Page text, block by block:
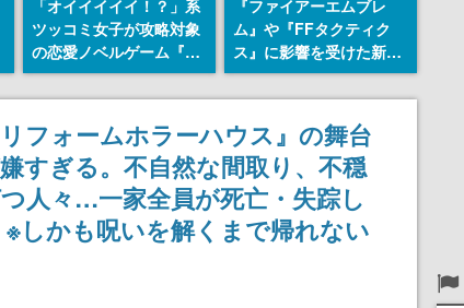
「オイイイイイ！？」系
ツッコミ女子が攻略対象
の恋愛ノベルゲーム『美
術部カノジョ』Steamス
トアページが公開。「お
前らーそろそろ自重しろ
ー？＾＾」暗黒微笑の夢
女子や、萌え声不思議ち
ゃん女子と青春を謳歌
『ファイアーエムブレ
ム』や『FFタクティク
ス』に影響を受けた新作
戦略RPG『Beaten
Path』2027年に発売
へ。PC（Steam）、
PS5、Xbox、Switch向
けにリリース予定
フォームホラーハウス』の舞台
すぎる。不自然な間取り、不穏
人々…一家全員が死亡・失踪し
しかも呪いを解くまで帰れない